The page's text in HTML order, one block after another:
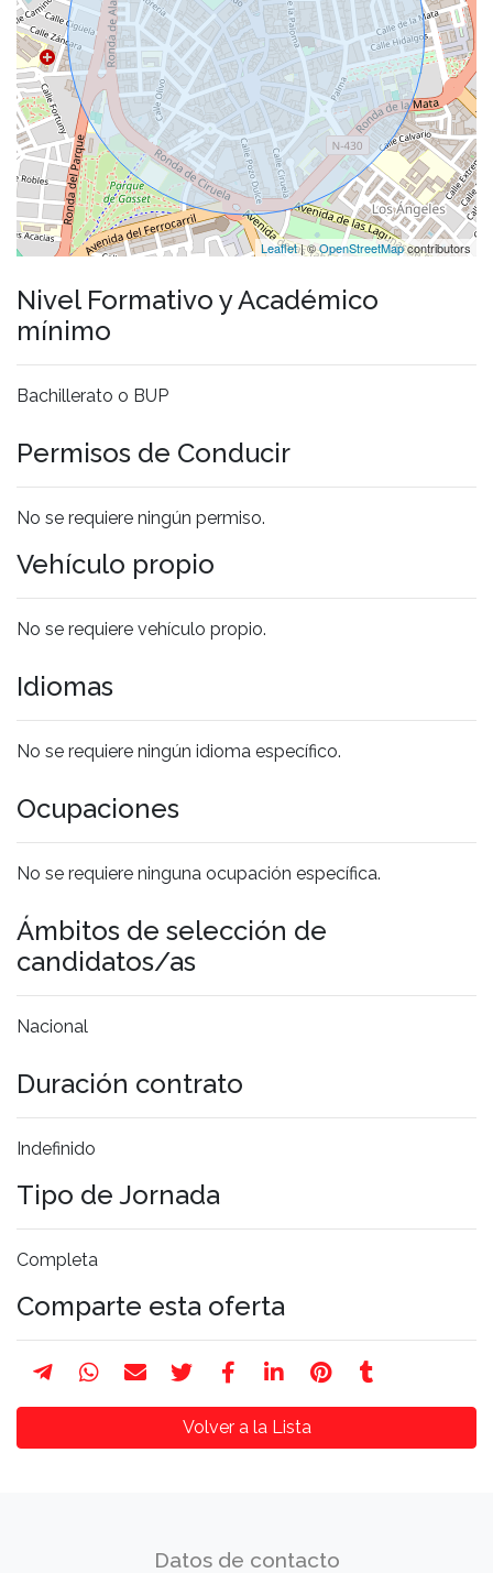
Leaflet| ©OpenStreetMapcontributors
Nivel Formativo y Académico
mínimo
Bachillerato o BUP
Permisos de Conducir
No se requiere ningún permiso.
Vehículo propio
No se requiere vehículo propio.
Idiomas
No se requiere ningún idioma específico.
Ocupaciones
No se requiere ninguna ocupación específica.
Ámbitos de selección de
candidatos/as
Nacional
Duración contrato
Indefinido
Tipo de Jornada
Completa
Comparte esta oferta
Volver a la Lista
Datos de contacto